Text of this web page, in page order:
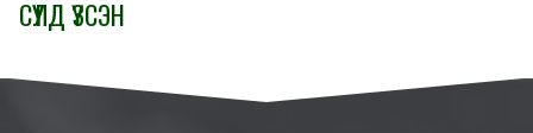
СҮҮЛД ҮЗСЭН